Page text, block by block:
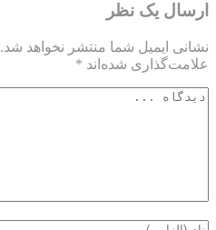
ارسال یک نظر
نشانی ایمیل شما منتشر نخواهد شد.
علامت‌گذاری شده‌اند *